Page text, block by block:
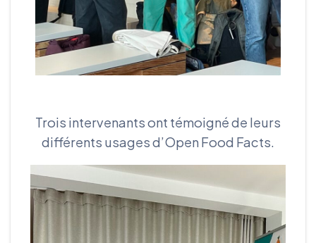
Trois intervenants ont témoigné de leurs
différents usages d’Open Food Facts.